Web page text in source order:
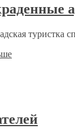
туристка